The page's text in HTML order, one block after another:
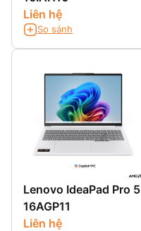
Liên hệ
So sánh
Lenovo IdeaPad Pro 5
16AGP11
Liên hệ